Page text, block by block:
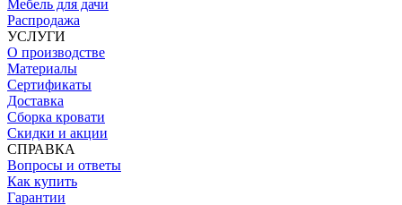
Мебель для дачи
Распродажа
УСЛУГИ
О производстве
Материалы
Сертификаты
Доставка
Сборка кровати
Скидки и акции
СПРАВКА
Вопросы и ответы
Как купить
Гарантии